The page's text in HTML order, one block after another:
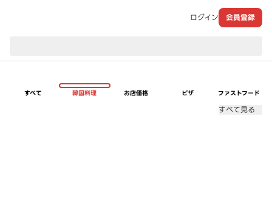
ログイン 会員登録
すべて 韓国料理 お店価格 ピザ ファストフード
すべて見る